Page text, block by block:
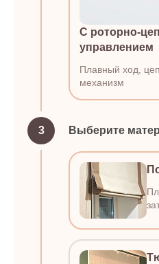
С роторно-
управлением
Плавный ход,
механизм
3 Выберите